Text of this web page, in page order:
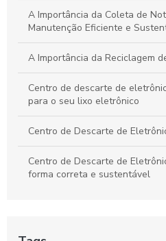
A Importância da Coleta de
Manutenção Eficiente e
A Importância da Reciclagem
Centro de descarte de
para o seu lixo eletrônico
Centro de Descarte de
Centro de Descarte de
forma correta e sustentável